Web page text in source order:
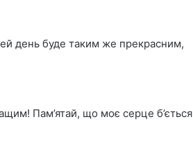
день буде таким же прекрасним,
Пам’ятай, що моє серце б’ється